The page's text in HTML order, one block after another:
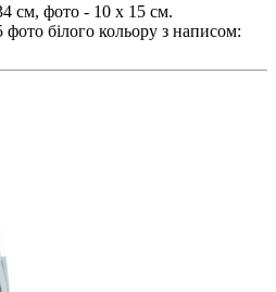
см, фото - 10 х 15 см.
білого кольору з написом: